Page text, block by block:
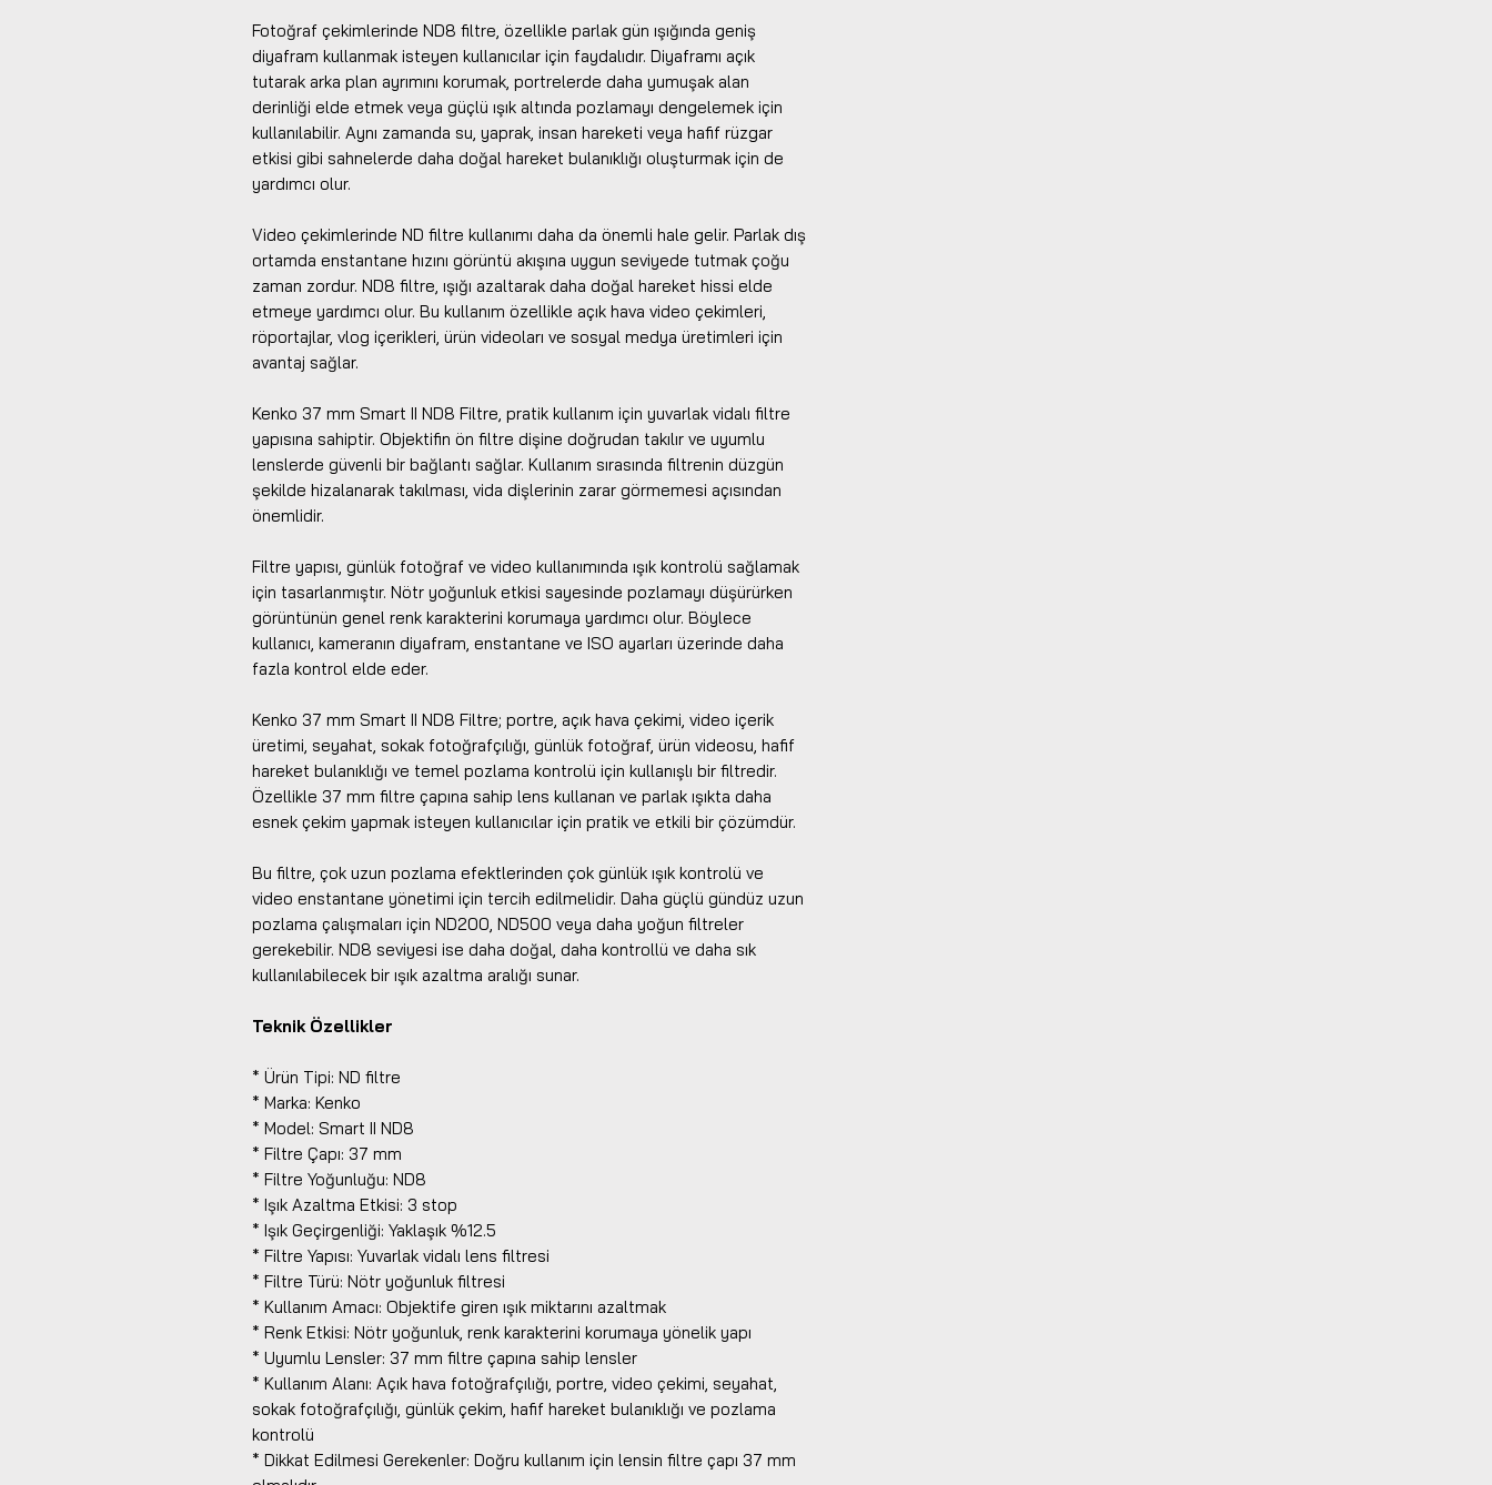
Fotoğraf çekimlerinde ND8 filtre, özellikle parlak gün ışığında geniş
diyafram kullanmak isteyen kullanıcılar için faydalıdır. Diyaframı açık
tutarak arka plan ayrımını korumak, portrelerde daha yumuşak alan
derinliği elde etmek veya güçlü ışık altında pozlamayı dengelemek için
kullanılabilir. Aynı zamanda su, yaprak, insan hareketi veya hafif rüzgar
etkisi gibi sahnelerde daha doğal hareket bulanıklığı oluşturmak için de
yardımcı olur.
Video çekimlerinde ND filtre kullanımı daha da önemli hale gelir. Parlak dış
ortamda enstantane hızını görüntü akışına uygun seviyede tutmak çoğu
zaman zordur. ND8 filtre, ışığı azaltarak daha doğal hareket hissi elde
etmeye yardımcı olur. Bu kullanım özellikle açık hava video çekimleri,
röportajlar, vlog içerikleri, ürün videoları ve sosyal medya üretimleri için
avantaj sağlar.
Kenko 37 mm Smart II ND8 Filtre, pratik kullanım için yuvarlak vidalı filtre
yapısına sahiptir. Objektifin ön filtre dişine doğrudan takılır ve uyumlu
lenslerde güvenli bir bağlantı sağlar. Kullanım sırasında filtrenin düzgün
şekilde hizalanarak takılması, vida dişlerinin zarar görmemesi açısından
önemlidir.
Filtre yapısı, günlük fotoğraf ve video kullanımında ışık kontrolü sağlamak
için tasarlanmıştır. Nötr yoğunluk etkisi sayesinde pozlamayı düşürürken
görüntünün genel renk karakterini korumaya yardımcı olur. Böylece
kullanıcı, kameranın diyafram, enstantane ve ISO ayarları üzerinde daha
fazla kontrol elde eder.
Kenko 37 mm Smart II ND8 Filtre; portre, açık hava çekimi, video içerik
üretimi, seyahat, sokak fotoğrafçılığı, günlük fotoğraf, ürün videosu, hafif
hareket bulanıklığı ve temel pozlama kontrolü için kullanışlı bir filtredir.
Özellikle 37 mm filtre çapına sahip lens kullanan ve parlak ışıkta daha
esnek çekim yapmak isteyen kullanıcılar için pratik ve etkili bir çözümdür.
Bu filtre, çok uzun pozlama efektlerinden çok günlük ışık kontrolü ve
video enstantane yönetimi için tercih edilmelidir. Daha güçlü gündüz uzun
pozlama çalışmaları için ND200, ND500 veya daha yoğun filtreler
gerekebilir. ND8 seviyesi ise daha doğal, daha kontrollü ve daha sık
kullanılabilecek bir ışık azaltma aralığı sunar.
Teknik Özellikler
* Ürün Tipi: ND filtre
* Marka: Kenko
* Model: Smart II ND8
* Filtre Çapı: 37 mm
* Filtre Yoğunluğu: ND8
* Işık Azaltma Etkisi: 3 stop
* Işık Geçirgenliği: Yaklaşık %12.5
* Filtre Yapısı: Yuvarlak vidalı lens filtresi
* Filtre Türü: Nötr yoğunluk filtresi
* Kullanım Amacı: Objektife giren ışık miktarını azaltmak
* Renk Etkisi: Nötr yoğunluk, renk karakterini korumaya yönelik yapı
* Uyumlu Lensler: 37 mm filtre çapına sahip lensler
* Kullanım Alanı: Açık hava fotoğrafçılığı, portre, video çekimi, seyahat,
sokak fotoğrafçılığı, günlük çekim, hafif hareket bulanıklığı ve pozlama
kontrolü
* Dikkat Edilmesi Gerekenler: Doğru kullanım için lensin filtre çapı 37 mm